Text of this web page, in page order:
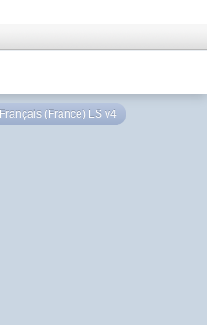
Français (France) LS v4